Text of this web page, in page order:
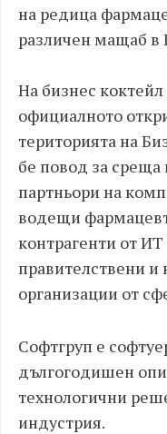
на редица
различен мащаб в
На бизнес
официалното
територията на
бе повод за
партньори на
водещи
контрагенти от
правителствени и
организации от
Софтгруп е
дългогодишен
технологични
индустрия.